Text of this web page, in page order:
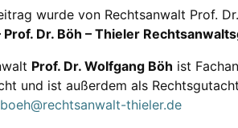
wurde von Rechtsanwalt Prof.
Prof. Dr. Böh – Thieler
Prof. Dr. Wolfgang Böh ist
und ist außerdem als
boeh@rechtsanwalt-thieler.de